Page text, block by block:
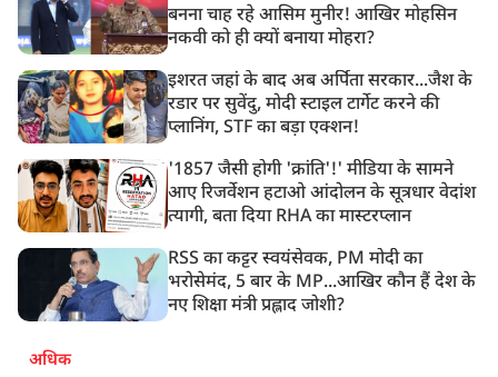
बनना चाह रहे आसिम मुनीर! आखिर मोहसिन
नकवी को ही क्यों बनाया मोहरा?
इशरत जहां के बाद अब अर्पिता सरकार...जैश के
रडार पर सुवेंदु, मोदी स्टाइल टार्गेट करने की
प्लानिंग, STF का बड़ा एक्शन!
'1857 जैसी होगी 'क्रांति'!' मीडिया के सामने
आए रिजर्वेशन हटाओ आंदोलन के सूत्रधार वेदांश
त्यागी, बता दिया RHA का मास्टरप्लान
RSS का कट्टर स्वयंसेवक, PM मोदी का
भरोसेमंद, 5 बार के MP...आखिर कौन हैं देश के
नए शिक्षा मंत्री प्रह्लाद जोशी?
अधिक